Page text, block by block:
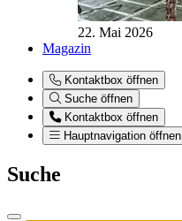
22. Mai 2026
Magazin
Kontaktbox öffnen
Suche öffnen
Kontaktbox öffnen
Hauptnavigation öffnen
Suche